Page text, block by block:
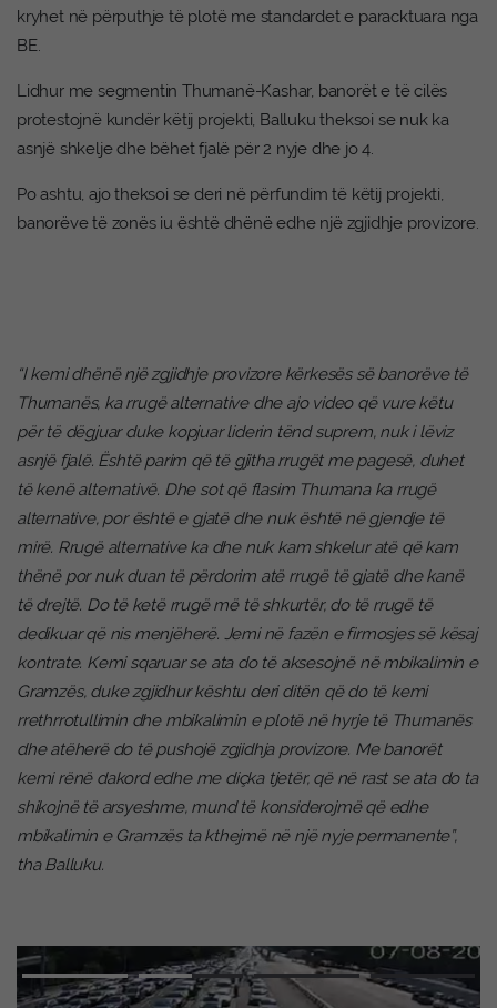
kryhet në përputhje të plotë me standardet e paracktuara nga
BE.
Lidhur me segmentin Thumanë-Kashar, banorët e të cilës
protestojnë kundër këtij projekti, Balluku theksoi se nuk ka
asnjë shkelje dhe bëhet fjalë për 2 nyje dhe jo 4.
Po ashtu, ajo theksoi se deri në përfundim të këtij projekti,
banorëve të zonës iu është dhënë edhe një zgjidhje provizore.
“I kemi dhënë një zgjidhje provizore kërkesës së banorëve të
Thumanës, ka rrugë alternative dhe ajo video që vure këtu
për të dëgjuar duke kopjuar liderin tënd suprem, nuk i lëviz
asnjë fjalë. Është parim që të gjitha rrugët me pagesë, duhet
të kenë alternativë. Dhe sot që flasim Thumana ka rrugë
alternative, por është e gjatë dhe nuk është në gjendje të
mirë. Rrugë alternative ka dhe nuk kam shkelur atë që kam
thënë por nuk duan të përdorim atë rrugë të gjatë dhe kanë
të drejtë. Do të ketë rrugë më të shkurtër, do të rrugë të
dedikuar që nis menjëherë. Jemi në fazën e firmosjes së kësaj
kontrate. Kemi sqaruar se ata do të aksesojnë në mbikalimin e
Gramzës, duke zgjidhur kështu deri ditën që do të kemi
rrethrrotullimin dhe mbikalimin e plotë në hyrje të Thumanës
dhe atëherë do të pushojë zgjidhja provizore. Me banorët
kemi rënë dakord edhe me diçka tjetër, që në rast se ata do ta
shikojnë të arsyeshme, mund të konsiderojmë që edhe
mbikalimin e Gramzës ta kthejmë në një nyje permanente”,
tha Balluku.